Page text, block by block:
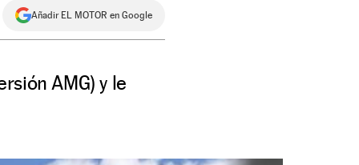
Añadir EL MOTOR en Google
AMG) y le